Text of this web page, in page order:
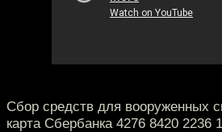
Сбор средств для вооруженных
карта Сбербанка 4276 8420 2236